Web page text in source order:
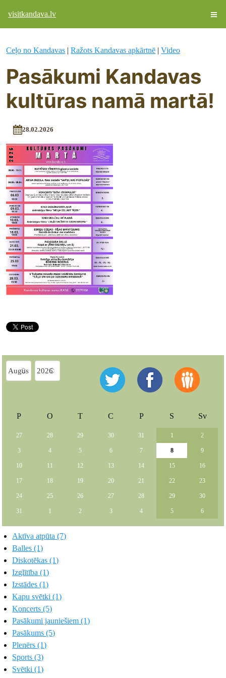
visitkandava.lv
Ceļo no Kandavas |Ražots Kandavas apkārtnē |Video
Pasākumi Kandavas
kultūras namā martā!
28.02.2026
P O T C P S Sv
27 28 29 30 31 1 2
3 4 5 6 7 8 9
10 11 12 13 14 15 16
17 18 19 20 21 22 23
24 25 26 27 28 29 30
31 1 2 3 4 5 6
Aktīva atpūta (7)
Balles (1)
Diskotēkas (1)
Izglītība (1)
Izstādes (1)
Kapu svētki (1)
Koncerts (5)
Pasākumi jauniešiem (1)
Pasākums (5)
Plenērs (1)
Sports (3)
Svētki (1)